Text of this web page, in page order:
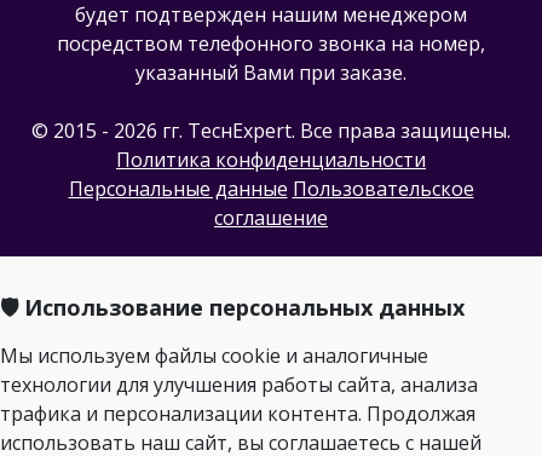
будет подтвержден нашим менеджером
посредством телефонного звонка на номер,
указанный Вами при заказе.
© 2015 - 2026 гг. ТеcнExpert. Все права защищены.
Политика конфиденциальности
Персональные данные Пользовательское
соглашение
🛡️ Использование персональных данных
Мы используем файлы cookie и аналогичные
технологии для улучшения работы сайта, анализа
трафика и персонализации контента. Продолжая
использовать наш сайт, вы соглашаетесь с нашей